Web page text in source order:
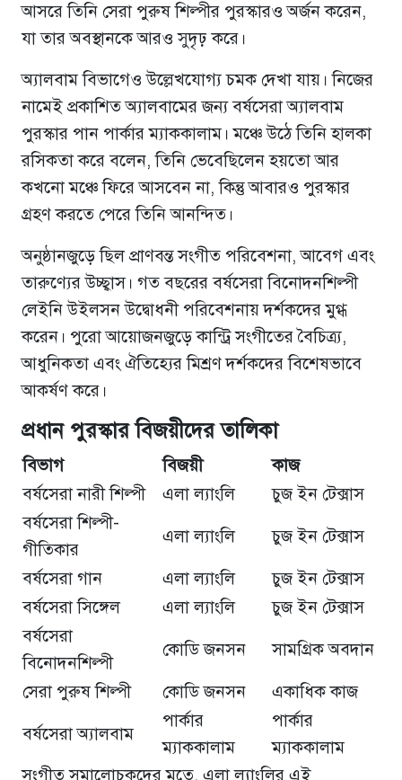
আসরে তিনি সেরা পুরুষ শিল্পীর পুরস্কারও অর্জন করেন,
যা তার অবস্থানকে আরও সুদৃঢ় করে।
অ্যালবাম বিভাগেও উল্লেখযোগ্য চমক দেখা যায়। নিজের
নামেই প্রকাশিত অ্যালবামের জন্য বর্ষসেরা অ্যালবাম
পুরস্কার পান পার্কার ম্যাককালাম। মঞ্চে উঠে তিনি হালকা
রসিকতা করে বলেন, তিনি ভেবেছিলেন হয়তো আর
কখনো মঞ্চে ফিরে আসবেন না, কিন্তু আবারও পুরস্কার
গ্রহণ করতে পেরে তিনি আনন্দিত।
অনুষ্ঠানজুড়ে ছিল প্রাণবন্ত সংগীত পরিবেশনা, আবেগ এবং
তারুণ্যের উচ্ছ্বাস। গত বছরের বর্ষসেরা বিনোদনশিল্পী
লেইনি উইলসন উদ্বোধনী পরিবেশনায় দর্শকদের মুগ্ধ
করেন। পুরো আয়োজনজুড়ে কান্ট্রি সংগীতের বৈচিত্র্য,
আধুনিকতা এবং ঐতিহ্যের মিশ্রণ দর্শকদের বিশেষভাবে
আকর্ষণ করে।
প্রধান পুরস্কার বিজয়ীদের তালিকা
বিভাগ বিজয়ী
কাজ
বর্ষসেরা নারী শিল্পী
এলা ল্যাংলি
চুজ ইন টেক্সাস
বর্ষসেরা শিল্পী-
গীতিকার
এলা ল্যাংলি চুজ ইন টেক্সাস
বর্ষসেরা গান এলা ল্যাংলি
চুজ ইন টেক্সাস
বর্ষসেরা সিঙ্গেল
এলা ল্যাংলি
চুজ ইন টেক্সাস
বর্ষসেরা
বিনোদনশিল্পী
কোডি জনসন সামগ্রিক অবদান
সেরা পুরুষ শিল্পী কোডি জনসন একাধিক কাজ
বর্ষসেরা অ্যালবাম
পার্কার
ম্যাককালাম
পার্কার
ম্যাককালাম
সংগীত সমালোচকদের মতে, এলা ল্যাংলির এই